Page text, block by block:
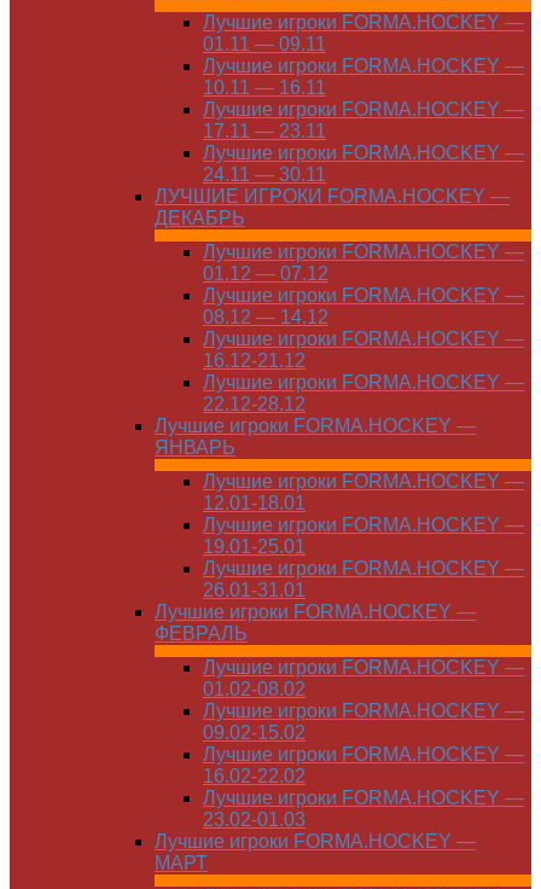
Лучшие игроки FORMA.HOCKEY —
01.11 — 09.11
Лучшие игроки FORMA.HOCKEY —
10.11 — 16.11
Лучшие игроки FORMA.HOCKEY —
17.11 — 23.11
Лучшие игроки FORMA.HOCKEY —
24.11 — 30.11
ЛУЧШИЕ ИГРОКИ FORMA.HOCKEY —
ДЕКАБРЬ
Лучшие игроки FORMA.HOCKEY —
01.12 — 07.12
Лучшие игроки FORMA.HOCKEY —
08.12 — 14.12
Лучшие игроки FORMA.HOCKEY —
16.12-21.12
Лучшие игроки FORMA.HOCKEY —
22.12-28.12
Лучшие игроки FORMA.HOCKEY —
ЯНВАРЬ
Лучшие игроки FORMA.HOCKEY —
12.01-18.01
Лучшие игроки FORMA.HOCKEY —
19.01-25.01
Лучшие игроки FORMA.HOCKEY —
26.01-31.01
Лучшие игроки FORMA.HOCKEY —
ФЕВРАЛЬ
Лучшие игроки FORMA.HOCKEY —
01.02-08.02
Лучшие игроки FORMA.HOCKEY —
09.02-15.02
Лучшие игроки FORMA.HOCKEY —
16.02-22.02
Лучшие игроки FORMA.HOCKEY —
23.02-01.03
Лучшие игроки FORMA.HOCKEY —
МАРТ